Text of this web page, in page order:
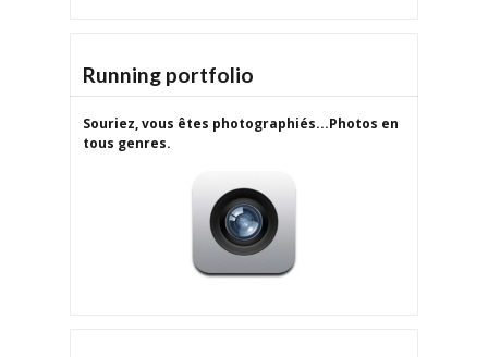
Running portfolio
Souriez, vous êtes photographiés...Photos en
tous genres.